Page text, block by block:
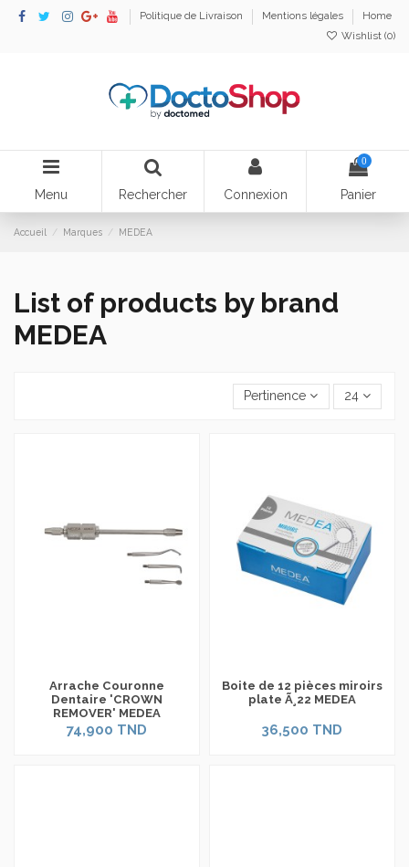
Politique de Livraison Mentions légales
Home
Wishlist (0)
Menu Rechercher Connexion
0
Panier
Accueil Marques MEDEA
List of products by brand
MEDEA
Pertinence 24
Arrache Couronne
Dentaire 'CROWN
REMOVER' MEDEA
74,900 TND
Boite de 12 pièces miroirs
plate Ã¸22 MEDEA
36,500 TND